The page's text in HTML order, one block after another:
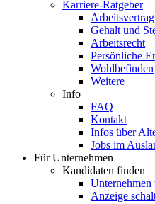
Karriere-Ratgeber
Arbeitsvertrag
Gehalt und
Arbeitsrecht
Persönliche
Wohlbefinden
Weitere
Info
FAQ
Kontakt
Infos über
Jobs im
Für Unternehmen
Kandidaten finden
Unternehmen
Anzeige